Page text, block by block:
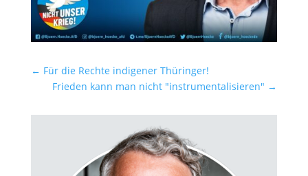
← Für die Rechte indigener Thüringer!
Frieden kann man nicht "instrumentalisieren" →